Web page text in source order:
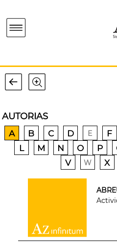
AUTORIAS
A B C D E F
L
M N O P
V W X